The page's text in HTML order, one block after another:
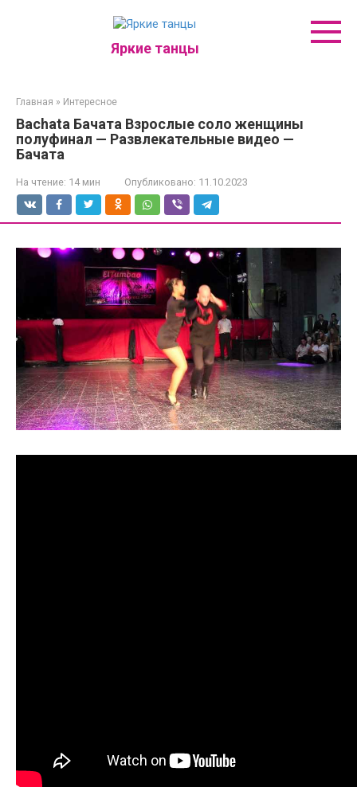
Яркие танцы
Главная » Интересное
Bachata Бачата Взрослые соло женщины
полуфинал — Развлекательные видео —
Бачата
На чтение: 14 мин Опубликовано: 11.10.2023